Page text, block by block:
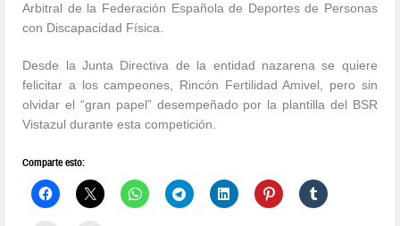
Arbitral de la Federación Española de Deportes de Personas
con Discapacidad Física.
Desde la Junta Directiva de la entidad nazarena se quiere
felicitar a los campeones, Rincón Fertilidad Amivel, pero sin
olvidar el “gran papel” desempeñado por la plantilla del BSR
Vistazul durante esta competición.
Comparte esto: